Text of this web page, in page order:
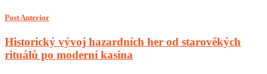
Post Anterior
Historický vývoj hazardních her od starověkých
rituálů po moderní kasina